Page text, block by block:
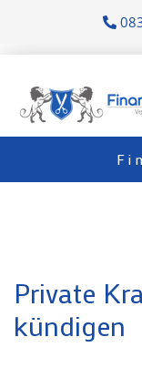
Private
kündigen